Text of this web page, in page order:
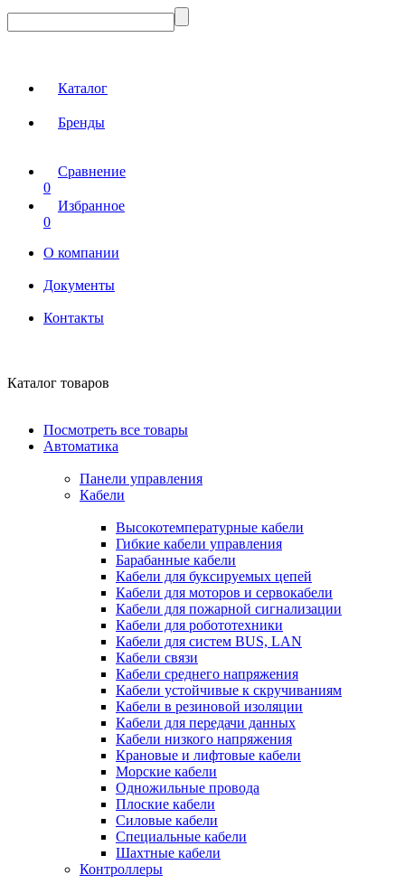
Каталог
Бренды
Сравнение
0
Избранное
0
О компании
Документы
Контакты
Каталог товаров
Посмотреть все товары
Автоматика
Панели управления
Кабели
Высокотемпературные кабели
Гибкие кабели управления
Барабанные кабели
Кабели для буксируемых цепей
Кабели для моторов и сервокабели
Кабели для пожарной сигнализации
Кабели для робототехники
Кабели для систем BUS, LAN
Кабели связи
Кабели среднего напряжения
Кабели устойчивые к скручиваниям
Кабели в резиновой изоляции
Кабели для передачи данных
Кабели низкого напряжения
Крановые и лифтовые кабели
Морские кабели
Одножильные провода
Плоские кабели
Силовые кабели
Специальные кабели
Шахтные кабели
Контроллеры